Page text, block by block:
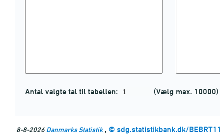
Antal valgte tal til tabellen: (Vælg max. 10000)
8-8-2026 Danmarks Statistik, © sdg.statistikbank.dk/